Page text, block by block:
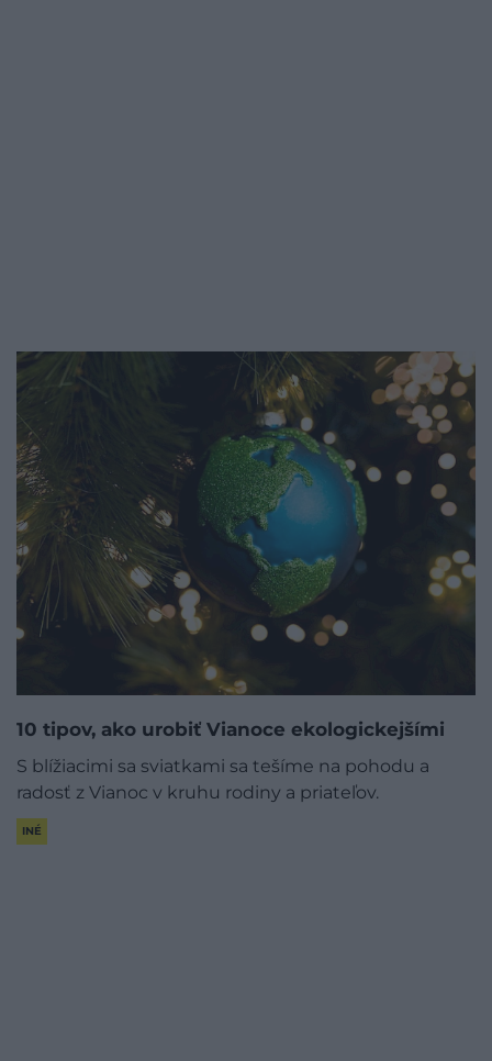
10 tipov, ako urobiť Vianoce ekologickejšími
S blížiacimi sa sviatkami sa tešíme na pohodu a
radosť z Vianoc v kruhu rodiny a priateľov.
INÉ